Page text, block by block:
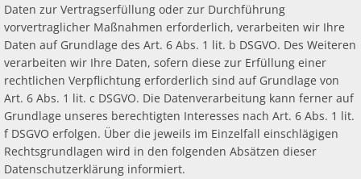
Daten zur Vertragserfüllung oder zur Durchführung
vorvertraglicher Maßnahmen erforderlich, verarbeiten wir Ihre
Daten auf Grundlage des Art. 6 Abs. 1 lit. b DSGVO. Des Weiteren
verarbeiten wir Ihre Daten, sofern diese zur Erfüllung einer
rechtlichen Verpflichtung erforderlich sind auf Grundlage von
Art. 6 Abs. 1 lit. c DSGVO. Die Datenverarbeitung kann ferner auf
Grundlage unseres berechtigten Interesses nach Art. 6 Abs. 1 lit.
f DSGVO erfolgen. Über die jeweils im Einzelfall einschlägigen
Rechtsgrundlagen wird in den folgenden Absätzen dieser
Datenschutzerklärung informiert.